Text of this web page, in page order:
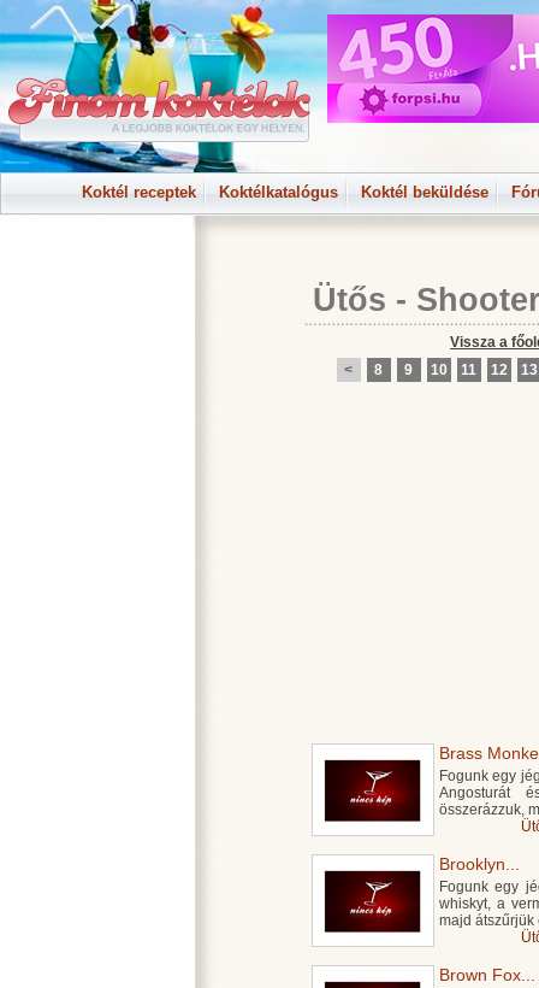
Koktél receptek Koktélkatalógus Koktél beküldése
Ütős -
Vissza a
<
8 9 10 11 12 13
Brass
Fogunk egy
Angosturát
összerázzuk,
Brooklyn...
Fogunk egy
whiskyt, a
majd átszűrjük
Brown Fox...